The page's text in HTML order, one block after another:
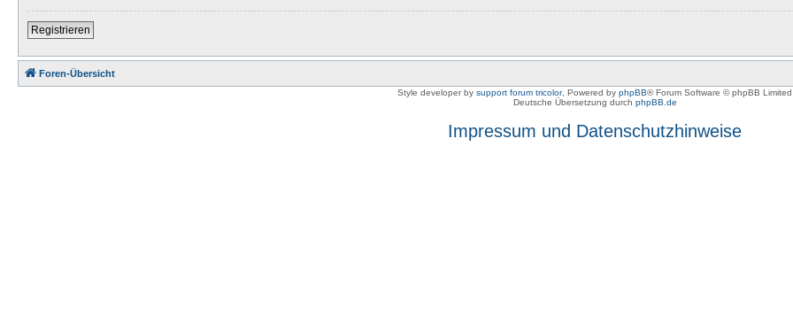
Registrieren
Foren-Übersicht
Style developer by support forum tricolor, Powered by phpBB® Forum Software © phpBB Limited
Deutsche Übersetzung durch phpBB.de
Impressum und Datenschutzhinweise